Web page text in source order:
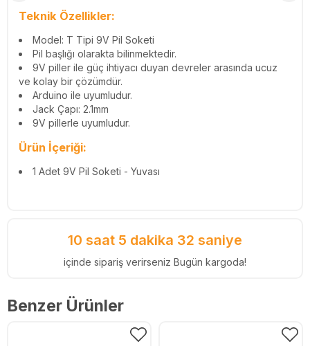
Teknik Özellikler:
Model: T Tipi 9V Pil Soketi
Pil başlığı olarakta bilinmektedir.
9V piller ile güç ihtiyacı duyan devreler arasında ucuz
ve kolay bir çözümdür.
Arduino ile uyumludur.
Jack Çapı: 2.1mm
9V pillerle uyumludur.
Ürün İçeriği:
1 Adet 9V Pil Soketi - Yuvası
10 saat 5 dakika 32 saniye
içinde sipariş verirseniz Bugün kargoda!
Benzer Ürünler